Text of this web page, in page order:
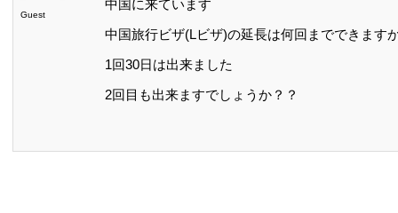
Guest
中国に来ています
中国旅行ビザ(Lビザ)の延長は何回までできます
1回30日は出来ました
2回目も出来ますでしょうか？？